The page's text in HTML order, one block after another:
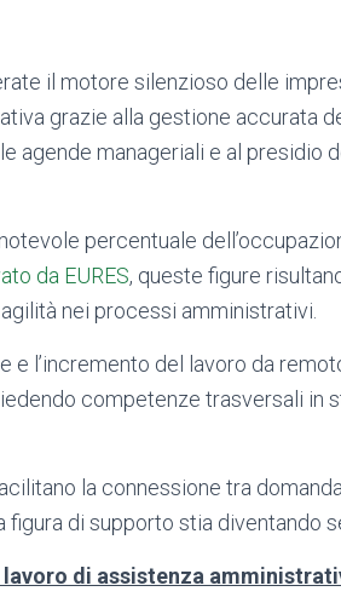
il motore silenzioso delle
grazie alla gestione accurata
agende manageriali e al presidio
percentuale
da EURES, queste figure
nei processi amministrativi.
e l’incremento del lavoro da
competenze trasversali in
la connessione tra
di supporto stia diventando
di assistenza